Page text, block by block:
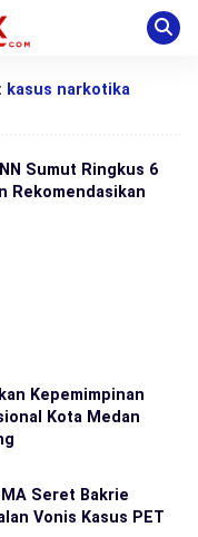
kasus narkotika
Sumut Ringkus 6
Rekomendasikan
Kepemimpinan
Kota Medan
MA Seret Bakrie
Vonis Kasus PET